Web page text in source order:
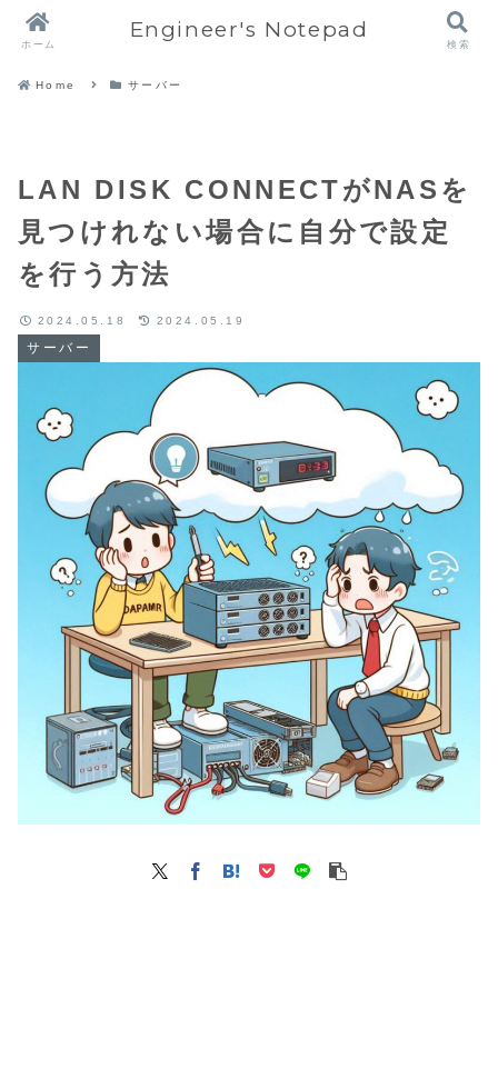
Home サーバー
LAN DISK CONNECTがNASを
見つけれない場合に自分で設定
を行う方法
サーバー
2024.05.18 2024.05.19
ホーム
Engineer's Notepad
検索